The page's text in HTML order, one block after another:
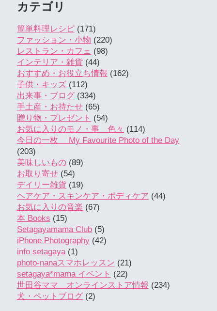
カテゴリ
簡単料理レシピ (171)
ファッション・小物 (220)
レストラン・カフェ (98)
インテリア・雑貨 (44)
おすすめ・お役立ち情報 (162)
子供・キッズ (112)
出来事・ブログ (334)
手土産・お持たせ (65)
贈り物・プレゼント (54)
お気に入りのモノ・事 色々 (114)
今日の一枚 My Favourite Photo of the Day
(203)
美味しいもの (89)
お取り寄せ (54)
デイリー雑貨 (19)
ヘアケア・スキンケア・ボディケア (44)
お気に入りの音楽 (67)
本 Books (15)
Setagayamama Club (5)
iPhone Photography (42)
info setagaya(1)
photo-nanaスマホレッスン (21)
setagaya*mama イベント (22)
世田谷ママ オンラインストア情報 (234)
犬・ペットブログ (2)